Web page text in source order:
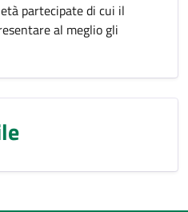
partecipate di cui il
al meglio gli